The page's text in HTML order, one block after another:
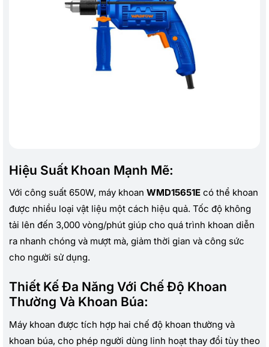
Hiệu Suất Khoan Mạnh Mẽ:
Với công suất 650W, máy khoan WMD15651E có thể khoan
được nhiều loại vật liệu một cách hiệu quả. Tốc độ không
tải lên đến 3,000 vòng/phút giúp cho quá trình khoan diễn
ra nhanh chóng và mượt mà, giảm thời gian và công sức
cho người sử dụng.
Thiết Kế Đa Năng Với Chế Độ Khoan
Thường Và Khoan Búa:
Máy khoan được tích hợp hai chế độ khoan thường và
khoan búa, cho phép người dùng linh hoạt thay đổi tùy theo